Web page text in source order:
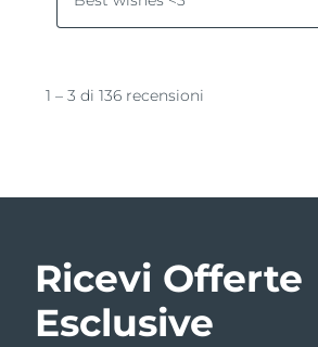
Ricevi Offerte
Esclusive